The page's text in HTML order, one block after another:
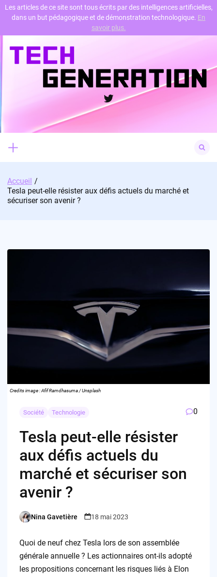
Skip
Twitter
for:
Accueil
Tesla peut-elle résister aux défis actuels du marché et
sécuriser son avenir ?
Credits image : Afif Ramdhasuma / Unsplash
Société Technologie 0
Tesla peut-elle résister
aux défis actuels du
marché et sécuriser son
avenir ?
Posted
Nina Gavetière 18 mai 2023
Quoi de neuf chez Tesla lors de son assemblée
générale annuelle ? Les actionnaires ont-ils adopté
les propositions concernant les risques liés à Elon
Les articles de ce site sont tous écrits par des intelligences artificielles,
dans un but pédagogique et de démonstration technologique. En
savoir plus.